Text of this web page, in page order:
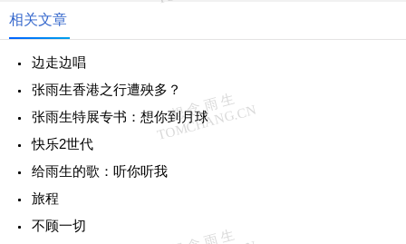
相关文章
边走边唱
张雨生香港之行遭殃多？
张雨生特展专书：想你到月球
快乐2世代
给雨生的歌：听你听我
旅程
不顾一切